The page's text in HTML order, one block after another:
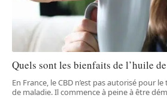
Quels sont les bienfaits de l’huile
En France, le CBD n’est pas autorisé pour
de maladie. Il commence à peine à être